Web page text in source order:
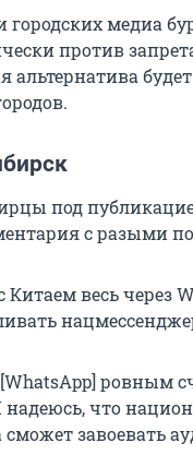
городских медиа
против
альтернатива
под
с разыми
Китаем весь
ровным
надеюсь, что
сможет завоевать